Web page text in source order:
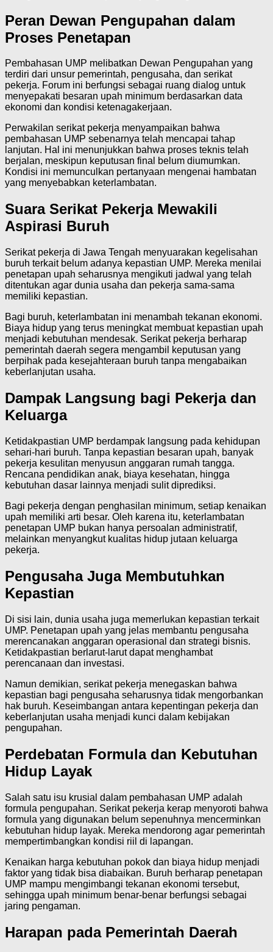
Peran Dewan Pengupahan dalam
Proses Penetapan
Pembahasan UMP melibatkan Dewan Pengupahan yang
terdiri dari unsur pemerintah, pengusaha, dan serikat
pekerja. Forum ini berfungsi sebagai ruang dialog untuk
menyepakati besaran upah minimum berdasarkan data
ekonomi dan kondisi ketenagakerjaan.
Perwakilan serikat pekerja menyampaikan bahwa
pembahasan UMP sebenarnya telah mencapai tahap
lanjutan. Hal ini menunjukkan bahwa proses teknis telah
berjalan, meskipun keputusan final belum diumumkan.
Kondisi ini memunculkan pertanyaan mengenai hambatan
yang menyebabkan keterlambatan.
Suara Serikat Pekerja Mewakili
Aspirasi Buruh
Serikat pekerja di Jawa Tengah menyuarakan kegelisahan
buruh terkait belum adanya kepastian UMP. Mereka menilai
penetapan upah seharusnya mengikuti jadwal yang telah
ditentukan agar dunia usaha dan pekerja sama-sama
memiliki kepastian.
Bagi buruh, keterlambatan ini menambah tekanan ekonomi.
Biaya hidup yang terus meningkat membuat kepastian upah
menjadi kebutuhan mendesak. Serikat pekerja berharap
pemerintah daerah segera mengambil keputusan yang
berpihak pada kesejahteraan buruh tanpa mengabaikan
keberlanjutan usaha.
Dampak Langsung bagi Pekerja dan
Keluarga
Ketidakpastian UMP berdampak langsung pada kehidupan
sehari-hari buruh. Tanpa kepastian besaran upah, banyak
pekerja kesulitan menyusun anggaran rumah tangga.
Rencana pendidikan anak, biaya kesehatan, hingga
kebutuhan dasar lainnya menjadi sulit diprediksi.
Bagi pekerja dengan penghasilan minimum, setiap kenaikan
upah memiliki arti besar. Oleh karena itu, keterlambatan
penetapan UMP bukan hanya persoalan administratif,
melainkan menyangkut kualitas hidup jutaan keluarga
pekerja.
Pengusaha Juga Membutuhkan
Kepastian
Di sisi lain, dunia usaha juga memerlukan kepastian terkait
UMP. Penetapan upah yang jelas membantu pengusaha
merencanakan anggaran operasional dan strategi bisnis.
Ketidakpastian berlarut-larut dapat menghambat
perencanaan dan investasi.
Namun demikian, serikat pekerja menegaskan bahwa
kepastian bagi pengusaha seharusnya tidak mengorbankan
hak buruh. Keseimbangan antara kepentingan pekerja dan
keberlanjutan usaha menjadi kunci dalam kebijakan
pengupahan.
Perdebatan Formula dan Kebutuhan
Hidup Layak
Salah satu isu krusial dalam pembahasan UMP adalah
formula pengupahan. Serikat pekerja kerap menyoroti bahwa
formula yang digunakan belum sepenuhnya mencerminkan
kebutuhan hidup layak. Mereka mendorong agar pemerintah
mempertimbangkan kondisi riil di lapangan.
Kenaikan harga kebutuhan pokok dan biaya hidup menjadi
faktor yang tidak bisa diabaikan. Buruh berharap penetapan
UMP mampu mengimbangi tekanan ekonomi tersebut,
sehingga upah minimum benar-benar berfungsi sebagai
jaring pengaman.
Harapan pada Pemerintah Daerah